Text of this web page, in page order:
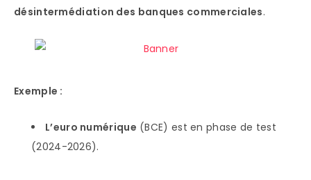
désintermédiation des banques commerciales.
Exemple :
L’euro numérique (BCE) est en phase de test
(2024-2026).